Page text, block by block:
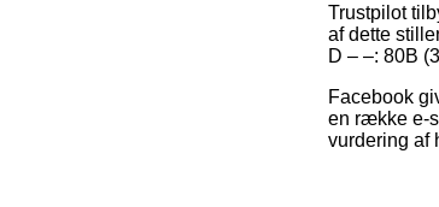
Trustpilot
af dette
D – –: 80B
Facebook
en række e-
vurdering af